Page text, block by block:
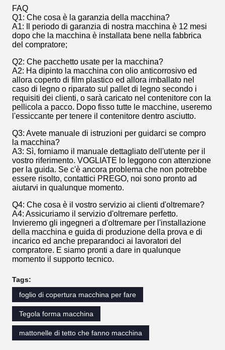
FAQ
Q1: Che cosa è la garanzia della macchina?
A1: Il periodo di garanzia di nostra macchina è 12 mesi
dopo che la macchina è installata bene nella fabbrica
del compratore;
Q2: Che pacchetto usate per la macchina?
A2: Ha dipinto la macchina con olio anticorrosivo ed
allora coperto di film plastico ed allora imballato nel
caso di legno o riparato sul pallet di legno secondo i
requisiti dei clienti, o sarà caricato nel contenitore con la
pellicola a pacco. Dopo fisso tutte le macchine, useremo
l'essiccante per tenere il contenitore dentro asciutto.
Q3: Avete manuale di istruzioni per guidarci se compro
la macchina?
A3: Sì, forniamo il manuale dettagliato dell'utente per il
vostro riferimento. VOGLIATE lo leggono con attenzione
per la guida. Se c'è ancora problema che non potrebbe
essere risolto, contattici PREGO, noi sono pronto ad
aiutarvi in qualunque momento.
Q4: Che cosa è il vostro servizio ai clienti d'oltremare?
A4: Assicuriamo il servizio d'oltremare perfetto.
Invieremo gli ingegneri a d'oltremare per l'installazione
della macchina e guida di produzione della prova e di
incarico ed anche preparandoci ai lavoratori del
compratore. E siamo pronti a dare in qualunque
momento il supporto tecnico.
Tags:
foglio di copertura macchina per fare
Tegola forma macchina
mattonelle di tetto che fanno macchina